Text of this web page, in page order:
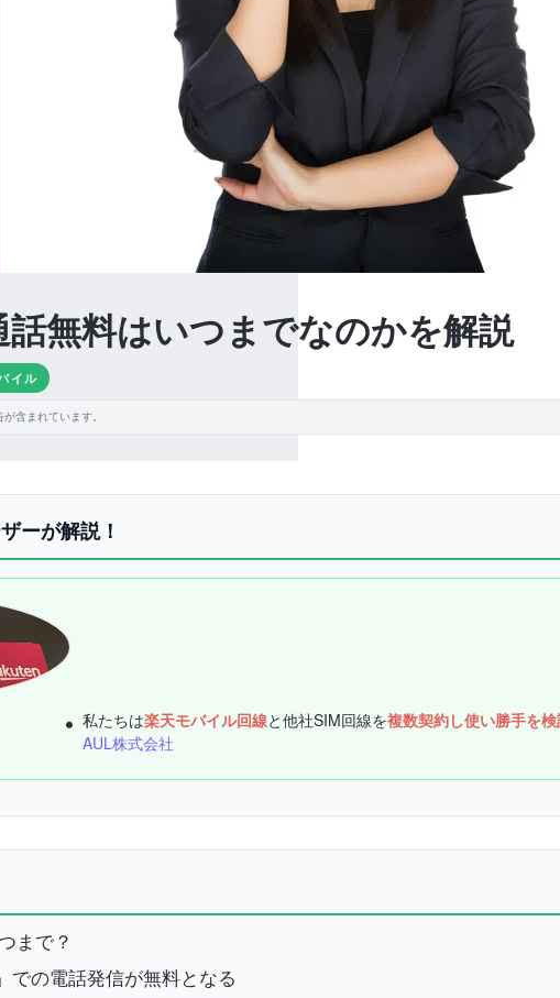
無料はいつまでなのかを解説
イル
含まれています。
ーが解説！
私たちは楽天モバイル回線と他社SIM回線を複数契約し使い勝手を
AUL株式会社
まで？
での電話発信が無料となる